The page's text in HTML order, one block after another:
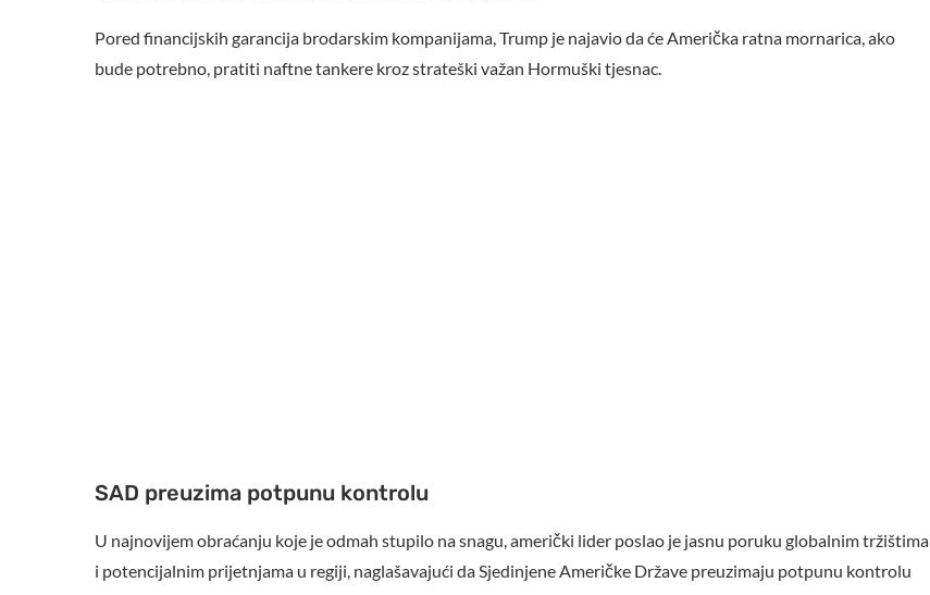
Pored financijskih garancija brodarskim kompanijama, Trump je najavio da će Američka ratna mornarica, ako
bude potrebno, pratiti naftne tankere kroz strateški važan Hormuški tjesnac.
SAD preuzima potpunu kontrolu
U najnovijem obraćanju koje je odmah stupilo na snagu, američki lider poslao je jasnu poruku globalnim tržištima
i potencijalnim prijetnjama u regiji, naglašavajući da Sjedinjene Američke Države preuzimaju potpunu kontrolu